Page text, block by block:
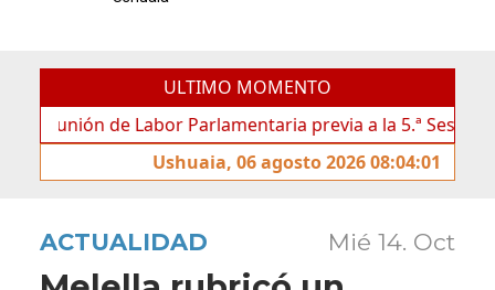
ULTIMO MOMENTO
de Labor Parlamentaria previa a la 5.ª Sesión Ordinaria
Ushuaia, 06 agosto 2026 08:04:01
ACTUALIDAD Mié 14. Oct